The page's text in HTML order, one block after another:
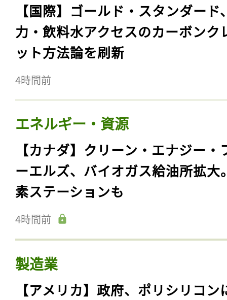
【国際】ゴールド・スタンダード
力・飲料水アクセスのカーボンク
ット方法論を刷新
4時間前
エネルギー・資源
【カナダ】クリーン・エナジー・
ーエルズ、バイオガス給油所拡大
素ステーションも
4時間前
製造業
【アメリカ】政府、ポリシリコン